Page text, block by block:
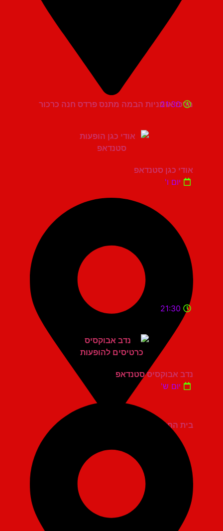
מרכז אומניות הבמה מתנס פרדס חנה כרכור
21:30
אודי כגן סטנדאפ
יום ו'
בית החייל תל אביב
21:30
נדב אבוקסיס סטנדאפ
יום ש'